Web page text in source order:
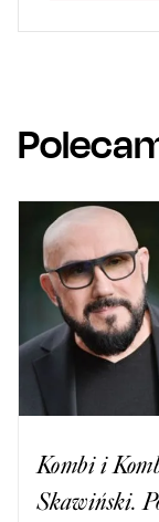
Kombi i
Skawiński.